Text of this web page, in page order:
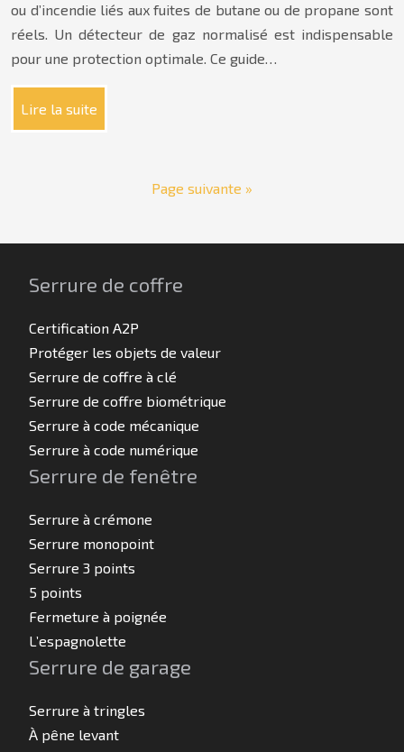
ou d’incendie liés aux fuites de butane ou de propane sont
réels. Un détecteur de gaz normalisé est indispensable
pour une protection optimale. Ce guide…
Lire la suite
Page suivante »
Serrure de coffre
Certification A2P
Protéger les objets de valeur
Serrure de coffre à clé
Serrure de coffre biométrique
Serrure à code mécanique
Serrure à code numérique
Serrure de fenêtre
Serrure à crémone
Serrure monopoint
Serrure 3 points
5 points
Fermeture à poignée
L’espagnolette
Serrure de garage
Serrure à tringles
À pêne levant